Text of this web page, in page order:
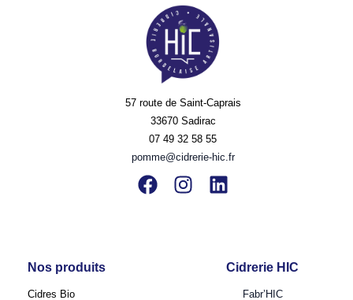
57 route de Saint-Caprais
33670 Sadirac
07 49 32 58 55
pomme@cidrerie-hic.fr
Nos produits
Cidres Bio
Cidrerie HIC
Fabr’HIC